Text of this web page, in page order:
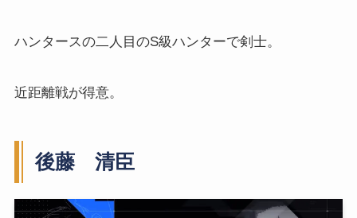
ハンタースの二人目のS級ハンターで剣士。
近距離戦が得意。
後藤 清臣